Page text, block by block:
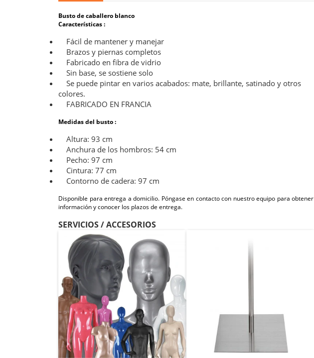
Busto de caballero blanco
Características :
Fácil de mantener y manejar
Brazos y piernas completos
Fabricado en fibra de vidrio
Sin base, se sostiene solo
Se puede pintar en varios acabados: mate, brillante, satinado y otros
colores.
FABRICADO EN FRANCIA
Medidas del busto :
Altura: 93 cm
Anchura de los hombros: 54 cm
Pecho: 97 cm
Cintura: 77 cm
Contorno de cadera: 97 cm
Disponible para entrega a domicilio. Póngase en contacto con nuestro equipo para
información y conocer los plazos de entrega.
SERVICIOS / ACCESORIOS